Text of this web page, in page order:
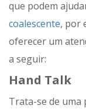
que podem
coalescente, por
oferecer um
a seguir:
Hand Talk
Trata-se de